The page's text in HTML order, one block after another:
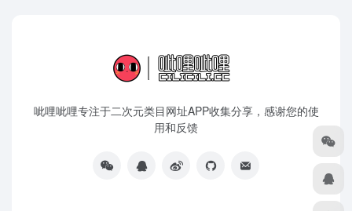
呲哩呲哩专注于二次元类目网址APP收集分享，感谢您的使
用和反馈